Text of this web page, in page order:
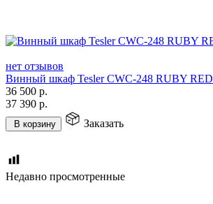
нет отзывов
Винный шкаф Tesler CWC-248 RUBY RED
36 500 р.
37 390 р.
В корзину Заказать
Недавно просмотренные